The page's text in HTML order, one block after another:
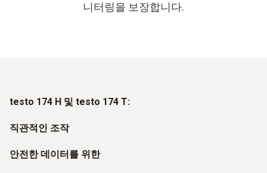
니터링을 보장합니다.
testo 174 H 및 testo 174 T:
직관적인 조작
안전한 데이터를 위한